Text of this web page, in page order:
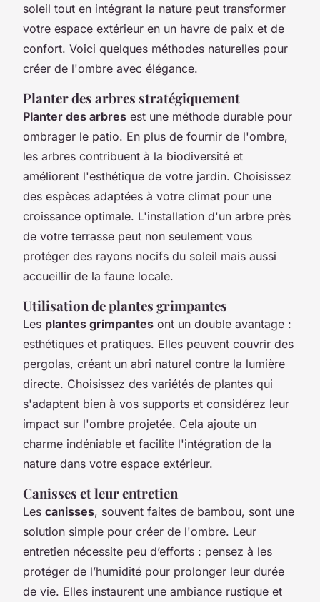
soleil tout en intégrant la nature peut transformer
votre espace extérieur en un havre de paix et de
confort. Voici quelques méthodes naturelles pour
créer de l'ombre avec élégance.
Planter des arbres stratégiquement
Planter des arbres est une méthode durable pour
ombrager le patio. En plus de fournir de l'ombre,
les arbres contribuent à la biodiversité et
améliorent l'esthétique de votre jardin. Choisissez
des espèces adaptées à votre climat pour une
croissance optimale. L'installation d'un arbre près
de votre terrasse peut non seulement vous
protéger des rayons nocifs du soleil mais aussi
accueillir de la faune locale.
Utilisation de plantes grimpantes
Les plantes grimpantes ont un double avantage :
esthétiques et pratiques. Elles peuvent couvrir des
pergolas, créant un abri naturel contre la lumière
directe. Choisissez des variétés de plantes qui
s'adaptent bien à vos supports et considérez leur
impact sur l'ombre projetée. Cela ajoute un
charme indéniable et facilite l'intégration de la
nature dans votre espace extérieur.
Canisses et leur entretien
Les canisses, souvent faites de bambou, sont une
solution simple pour créer de l'ombre. Leur
entretien nécessite peu d’efforts : pensez à les
protéger de l’humidité pour prolonger leur durée
de vie. Elles instaurent une ambiance rustique et